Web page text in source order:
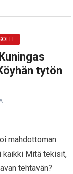
tytön
mahdottoman
kaikki Mitä tekisit,
tehtävän?